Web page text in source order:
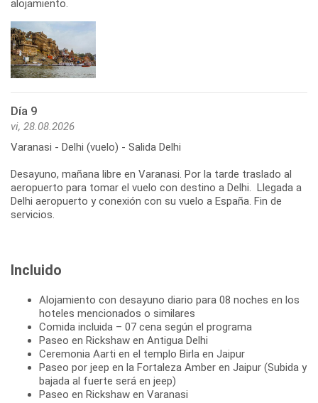
alojamiento.
Día 9
vi, 28.08.2026
Varanasi - Delhi (vuelo) - Salida Delhi
Desayuno, mañana libre en Varanasi. Por la tarde traslado al
aeropuerto para tomar el vuelo con destino a Delhi. Llegada a
Delhi aeropuerto y conexión con su vuelo a España. Fin de
servicios.
Incluido
Alojamiento con desayuno diario para 08 noches en los
hoteles mencionados o similares
Comida incluida – 07 cena según el programa
Paseo en Rickshaw en Antigua Delhi
Ceremonia Aarti en el templo Birla en Jaipur
Paseo por jeep en la Fortaleza Amber en Jaipur (Subida y
bajada al fuerte será en jeep)
Paseo en Rickshaw en Varanasi